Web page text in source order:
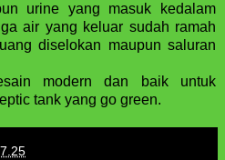
urine yang masuk kedalam
air yang keluar sudah ramah
diselokan maupun saluran
modern dan baik untuk
tank yang go green.